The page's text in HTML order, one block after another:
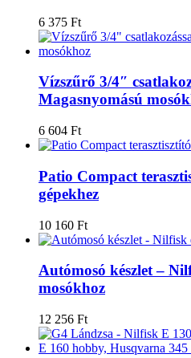
6 375 Ft
Vízszűrő 3/4″
Magasnyomású
6 604 Ft
Patio Compact
gépekhez
10 160 Ft
Autómosó készlet –
mosókhoz
12 256 Ft